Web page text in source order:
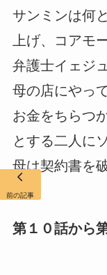
サンミンは何
上げ、コアモ
弁護士イェジ
母の店にやっ
お金をちらつ
とする二人に
母は契約書を
第１０話から
前の記事